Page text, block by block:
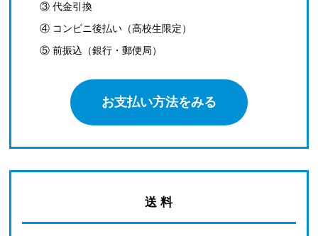
③ 代金引換
④ コンビニ後払い（高校生限定）
⑤ 前振込（銀行・郵便局）
お支払い方法をみる
送 料